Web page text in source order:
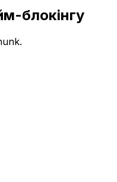
блокінгу